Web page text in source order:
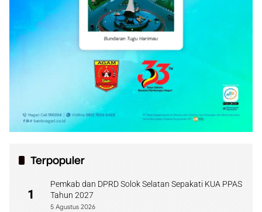
Terpopuler
1
Pemkab dan DPRD Solok Selatan Sepakati KUA PPAS
Tahun 2027
5 Agustus 2026